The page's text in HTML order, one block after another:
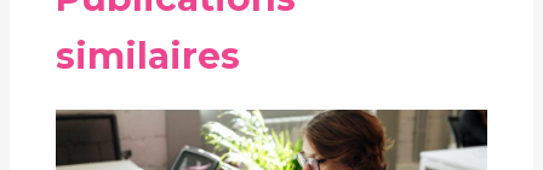
similaires